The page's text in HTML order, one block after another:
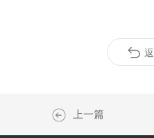
上一篇